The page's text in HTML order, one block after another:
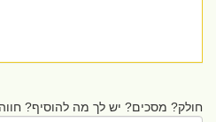
חולק? מסכים? יש לך מה להוסיף? חווה